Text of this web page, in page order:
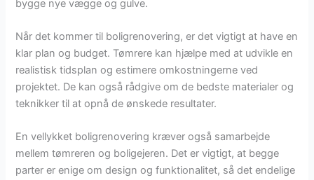
bygge nye vægge og gulve.
Når det kommer til boligrenovering, er det vigtigt at have en
klar plan og budget. Tømrere kan hjælpe med at udvikle en
realistisk tidsplan og estimere omkostningerne ved
projektet. De kan også rådgive om de bedste materialer og
teknikker til at opnå de ønskede resultater.
En vellykket boligrenovering kræver også samarbejde
mellem tømreren og boligejeren. Det er vigtigt, at begge
parter er enige om design og funktionalitet, så det endelige